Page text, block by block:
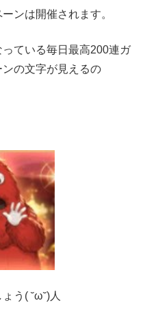
ンは開催されます。
ている毎日最高200連ガ
の文字が見えるの
う( ˘ω˘)人